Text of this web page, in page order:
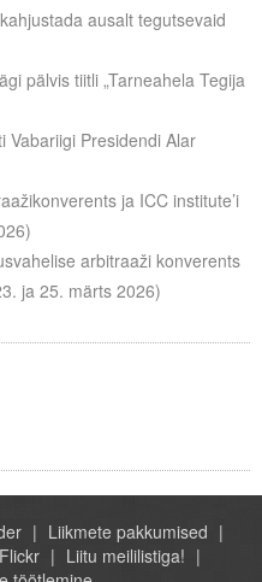
ausalt tegutsevaid
pälvis tiitli „Tarneahela Tegija
Vabariigi Presidendi Alar
ja ICC institute’i
arbitraaži konverents
ja 25. märts 2026)
Liikmete pakkumised
Flickr
Liitu meililistiga!